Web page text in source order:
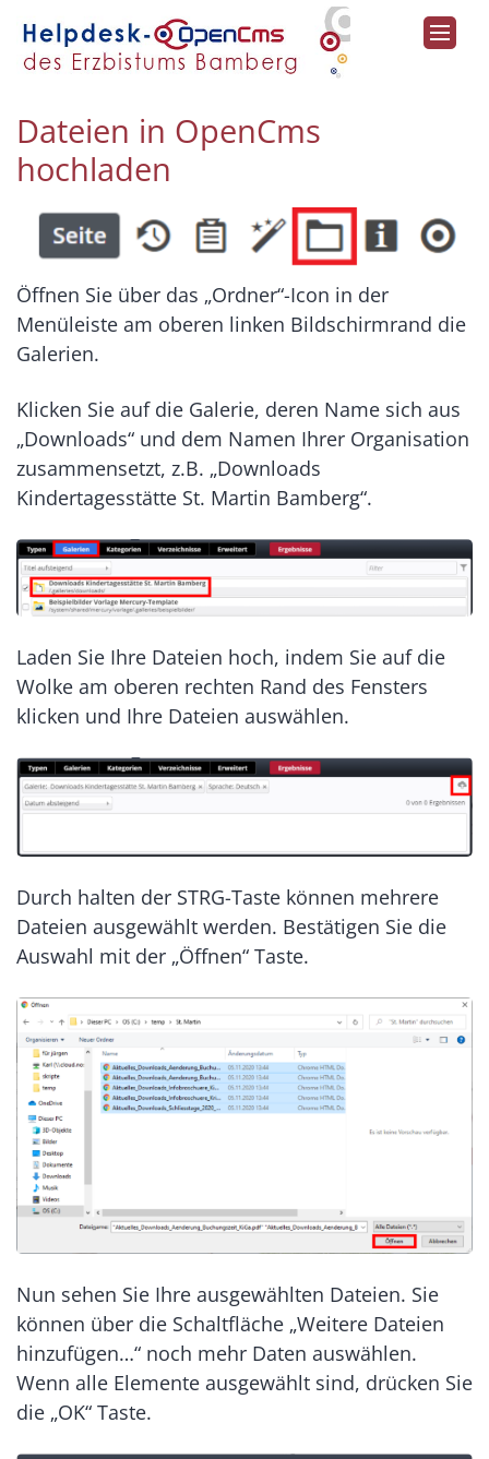
Zum Inhalt springen
Dateien in OpenCms
hochladen
Öffnen Sie über das „Ordner“-Icon in der
Menüleiste am oberen linken Bildschirmrand die
Galerien.
Klicken Sie auf die Galerie, deren Name sich aus
„Downloads“ und dem Namen Ihrer Organisation
zusammensetzt, z.B. „Downloads
Kindertagesstätte St. Martin Bamberg“.
Laden Sie Ihre Dateien hoch, indem Sie auf die
Wolke am oberen rechten Rand des Fensters
klicken und Ihre Dateien auswählen.
Durch halten der STRG-Taste können mehrere
Dateien ausgewählt werden. Bestätigen Sie die
Auswahl mit der „Öffnen“ Taste.
Nun sehen Sie Ihre ausgewählten Dateien. Sie
können über die Schaltfläche „Weitere Dateien
hinzufügen…“ noch mehr Daten auswählen.
Wenn alle Elemente ausgewählt sind, drücken Sie
die „OK“ Taste.